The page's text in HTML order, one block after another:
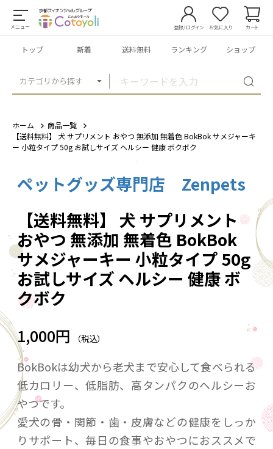
メニュー
カテゴリから探す
登録/ログイン お気に入り カート
トップ 新着 送料無料 ランキング ショップ
ホーム
商品一覧
【送料無料】 犬 サプリメント おやつ 無添加 無着色 BokBok サメジャーキ
ー 小粒タイプ 50g お試しサイズ ヘルシー 健康 ボクボク
ペットグッズ専門店 Zenpets
【送料無料】 犬 サプリメント
おやつ 無添加 無着色 BokBok
サメジャーキー 小粒タイプ 50g
お試しサイズ ヘルシー 健康 ボ
クボク
1,000円 （税込）
BokBokは幼犬から老犬まで安心して食べられる
低カロリー、低脂肪、高タンパクのヘルシーお
やつです。
愛犬の骨・関節・歯・皮膚などの健康をしっか
りサポート、毎日の食事やおやつにおススメで